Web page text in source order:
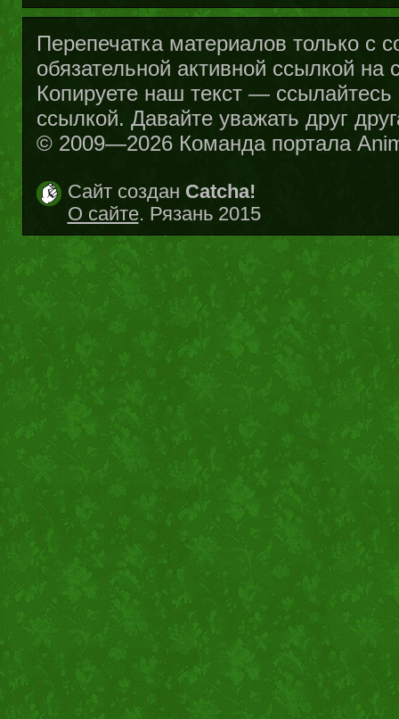
Перепечатка материалов только с
обязательной активной ссылкой на
Копируете наш текст —
ссылкой. Давайте уважать друг
© 2009—2026 Команда портала
Сайт создан Catcha!
О сайте. Рязань 2015